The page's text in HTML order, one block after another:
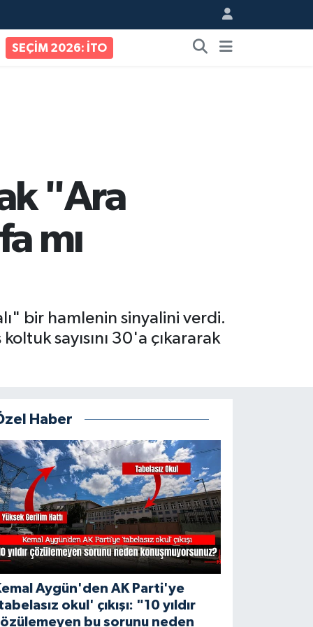
SEÇİM 2026: İTO
"Ara
mı
bir hamlenin sinyalini verdi.
sayısını 30'a çıkararak
Haber
Aygün'den AK Parti'ye
okul' çıkışı: "10 yıldır
bu sorunu neden